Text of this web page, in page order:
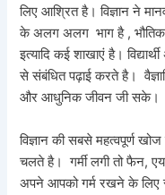
लिए आश्रित है। विज्ञान ने
के अलग अलग भाग है , भौतिक
इत्यादि कई शाखाएं है।
से संबंधित पढ़ाई करते है।
और आधुनिक जीवन जी सके।
विज्ञान की सबसे महत्वपूर्ण
चलते है। गर्मी लगी तो फैन,
अपने आपको गर्म रखने के